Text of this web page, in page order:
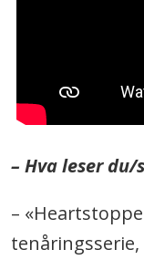
– Hva leser du/
–